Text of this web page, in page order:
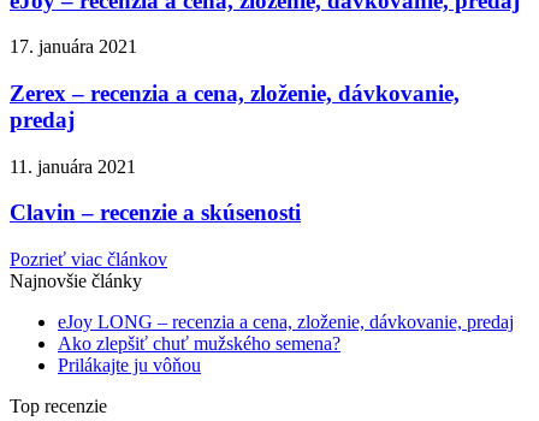
17. januára 2021
Zerex – recenzia a cena, zloženie, dávkovanie,
predaj
11. januára 2021
Clavin – recenzie a skúsenosti
Pozrieť viac článkov
Najnovšie články
eJoy LONG – recenzia a cena, zloženie, dávkovanie, predaj
Ako zlepšiť chuť mužského semena?
Prilákajte ju vôňou
Top recenzie